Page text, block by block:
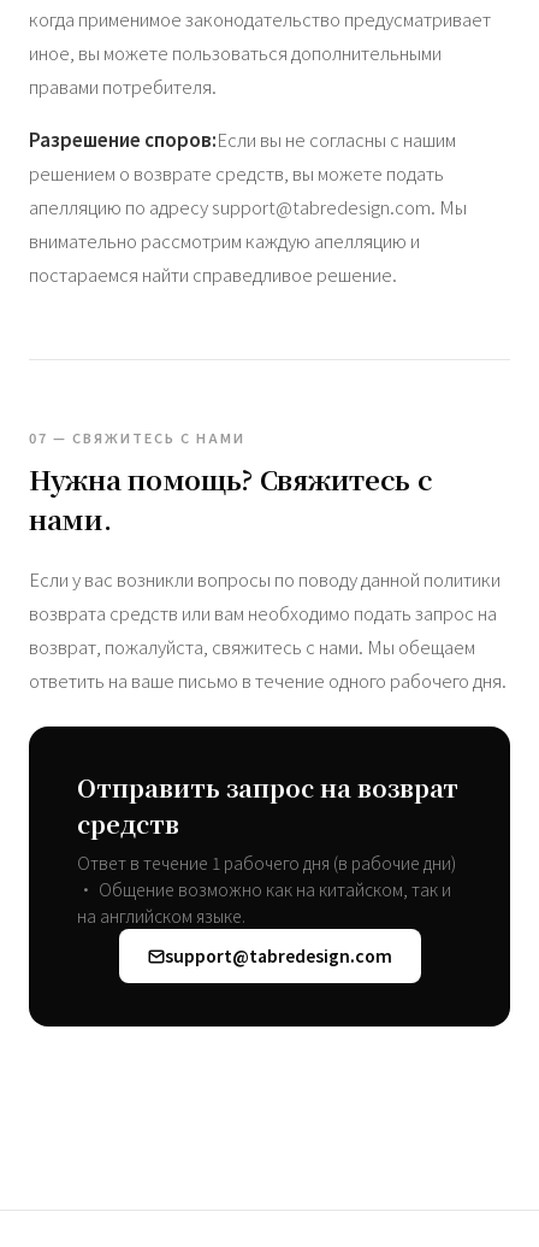
когда применимое законодательство предусматривает
иное, вы можете пользоваться дополнительными
правами потребителя.
Разрешение споров:Если вы не согласны с нашим
решением о возврате средств, вы можете подать
апелляцию по адресуsupport@tabredesign.com. Мы
внимательно рассмотрим каждую апелляцию и
постараемся найти справедливое решение.
07 — СВЯЖИТЕСЬ С НАМИ
Нужна помощь? Свяжитесь с
нами.
Если у вас возникли вопросы по поводу данной политики
возврата средств или вам необходимо подать запрос на
возврат, пожалуйста, свяжитесь с нами. Мы обещаем
ответить на ваше письмо в течение одного рабочего дня.
Отправить запрос на возврат
средств
Ответ в течение 1 рабочего дня (в рабочие дни)
• Общение возможно как на китайском, так и
на английском языке.
support@tabredesign.com